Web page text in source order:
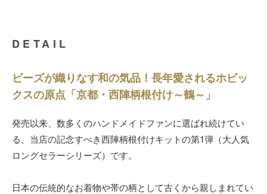
DETAIL
ビーズが織りなす和の気品！長年愛されるホビッ
クスの原点「京都・西陣柄根付け～鶴～」
発売以来、数多くのハンドメイドファンに選ばれ続けてい
る、当店の記念すべき西陣柄根付けキットの第1弾（大人気
ロングセラーシリーズ）です。
日本の伝統的なお着物や帯の柄として古くから親しまれてい